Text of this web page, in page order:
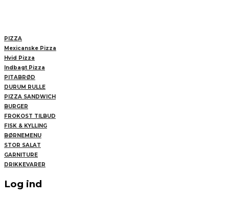
PIZZA
Mexicanske Pizza
Hvid Pizza
Indbagt Pizza
PITABRØD
DURUM RULLE
PIZZA SANDWICH
BURGER
FROKOST TILBUD
FISK & KYLLING
BØRNEMENU
STOR SALAT
GARNITURE
DRIKKEVARER
Log ind